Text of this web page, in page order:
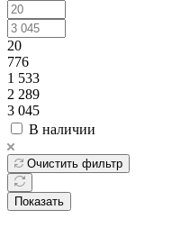
20
776
1 533
2 289
3 045
В наличии
Очистить фильтр
Показать